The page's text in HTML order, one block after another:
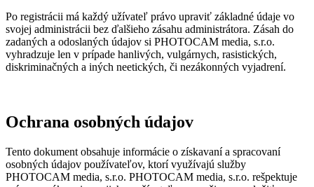
Po registrácii má každý užívateľ právo upraviť základné údaje vo
svojej administrácii bez ďalšieho zásahu administrátora. Zásah do
zadaných a odoslaných údajov si PHOTOCAM media, s.r.o.
vyhradzuje len v prípade hanlivých, vulgárnych, rasistických,
diskriminačných a iných neetických, či nezákonných vyjadrení.
Ochrana osobných údajov
Tento dokument obsahuje informácie o získavaní a spracovaní
osobných údajov používateľov, ktorí využívajú služby
PHOTOCAM media, s.r.o. PHOTOCAM media, s.r.o. rešpektuje